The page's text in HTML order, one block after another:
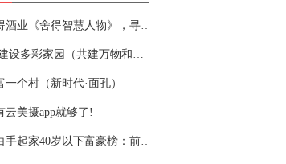
董明珠做客舍得酒业《舍得智慧人物》，寻找企业发展最优解
保护多样物种 建设多彩家园（共建万物和谐的美
个村（新时代·面孔）
云美摄app就够了!
2021胡润全球白手起家40岁以下富豪榜：前六名四